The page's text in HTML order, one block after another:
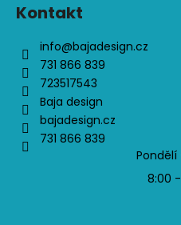
Kontakt
info@bajadesign.cz
731 866 839
723517543
Baja design
bajadesign.cz
731 866 839
8:00 -